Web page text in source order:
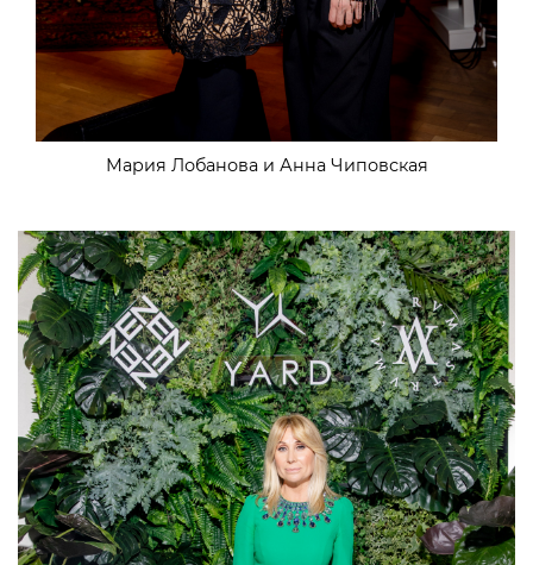
Мария Лобанова и Анна Чиповская